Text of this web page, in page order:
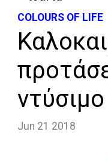
COLOURS OF LIFE
Jun 21 2018